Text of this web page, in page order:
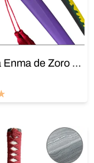
Katana Enma de Zoro « One Piece »
panier